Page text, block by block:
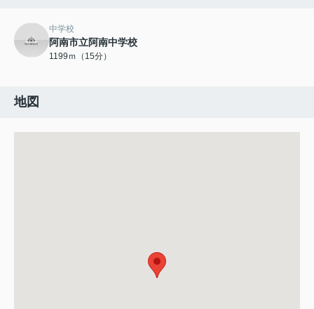
中学校
阿南市立阿南中学校
1199ｍ（15分）
地図